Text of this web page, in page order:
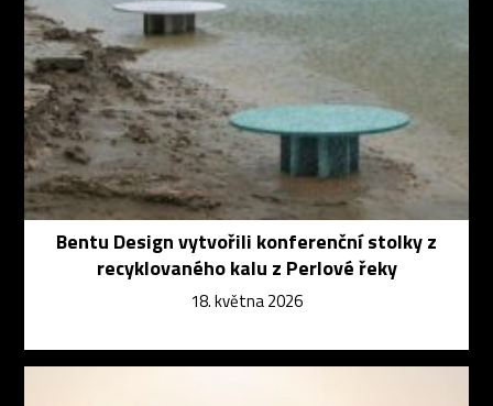
Bentu Design vytvořili konferenční stolky z
recyklovaného kalu z Perlové řeky
18. května 2026